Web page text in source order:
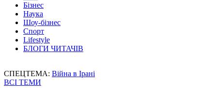
Бізнес
Наука
Шоу-бізнес
Спорт
Lifestyle
БЛОГИ ЧИТАЧІВ
СПЕЦТЕМА: Війна в Ірані
ВСІ ТЕМИ